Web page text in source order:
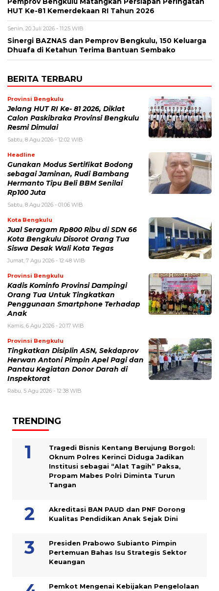
Pemprov Bengkulu Matangkan Persiapan Peringatan
HUT Ke-81 Kemerdekaan RI Tahun 2026
Senin, 20 Juli 2026 - 11:25 WIB
Sinergi BAZNAS dan Pemprov Bengkulu, 150 Keluarga
Dhuafa di Ketahun Terima Bantuan Sembako
BERITA TERBARU
Provinsi Bengkulu
Jelang HUT RI Ke- 81 2026, Diklat
Calon Paskibraka Provinsi Bengkulu
Resmi Dimulai
Sabtu, 8 Agu 2026 - 12:02 WIB
Headline
Gunakan Modus Sertifikat Bodong
sebagai Jaminan, Rudi Bambang
Hermanto Tipu Beli BBM Senilai
Rp100 Juta
Sabtu, 8 Agu 2026 - 01:06 WIB
Kota Bengkulu
Jual Seragam Rp800 Ribu di SDN 66
Kota Bengkulu Disorot Orang Tua
Siswa Desak Wali Kota Tegas
Jumat, 7 Agu 2026 - 12:48 WIB
Provinsi Bengkulu
Kadis Kominfo Provinsi Dampingi
Orang Tua Untuk Tingkatkan
Penggunaan Smartphone Terhadap
Anak
Kamis, 6 Agu 2026 - 20:17 WIB
Provinsi Bengkulu
Tingkatkan Disiplin ASN, Sekdaprov
Herwan Antoni Pimpin Apel Pagi dan
Pantau Kegiatan Donor Darah di
Inspektorat
Rabu, 5 Agu 2026 - 12:38 WIB
TRENDING
Tragedi Bisnis Kentang Berujung Borgol:
Oknum Polres Kerinci Diduga Jadikan
Institusi sebagai “Alat Tagih” Paksa,
Propam Mabes Polri Diminta Turun
Tangan
Akreditasi BAN PAUD dan PNF Dorong
Kualitas Pendidikan Anak Sejak Dini
Presiden Prabowo Subianto Pimpin
Pertemuan Bahas Isu Strategis Sektor
Keuangan
Pemkot Mengenai Kebijakan Pengelolaan